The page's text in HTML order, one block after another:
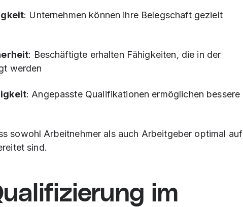
: Unternehmen können ihre Belegschaft gezielt
: Beschäftigte erhalten Fähigkeiten, die in der
werden
: Angepasste Qualifikationen ermöglichen bessere
sowohl Arbeitnehmer als auch Arbeitgeber optimal auf
sind.
im